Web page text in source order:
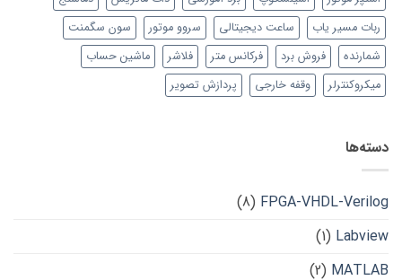
ربات مسیر یاب
ساعت دیجیتالی سروو موتور
سون سگمنت
شمارنده
فروش برد فرکانس متر فلاشر
ماشین حساب
میکروکنترلر
وقفه خارجی پردازش تصویر
دسته‌ها
FPGA-VHDL-Verilog
(8)
Labview
(1)
MATLAB
(2)